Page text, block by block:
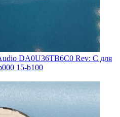
DA0U36TB6C0 Rev: C для
15-b100